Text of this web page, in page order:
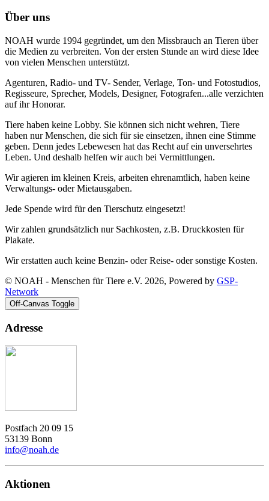
Über uns
NOAH wurde 1994 gegründet, um den Missbrauch an Tieren über
die Medien zu verbreiten. Von der ersten Stunde an wird diese Idee
von vielen Menschen unterstützt.
Agenturen, Radio- und TV- Sender, Verlage, Ton- und Fotostudios,
Regisseure, Sprecher, Models, Designer, Fotografen...alle verzichten
auf ihr Honorar.
Tiere haben keine Lobby. Sie können sich nicht wehren, Tiere
haben nur Menschen, die sich für sie einsetzen, ihnen eine Stimme
geben. Denn jedes Lebewesen hat das Recht auf ein unversehrtes
Leben. Und deshalb helfen wir auch bei Vermittlungen.
Wir agieren im kleinen Kreis, arbeiten ehrenamtlich, haben keine
Verwaltungs- oder Mietausgaben.
Jede Spende wird für den Tierschutz eingesetzt!
Wir zahlen grundsätzlich nur Sachkosten, z.B. Druckkosten für
Plakate.
Wir erstatten auch keine Benzin- oder Reise- oder sonstige Kosten.
© NOAH - Menschen für Tiere e.V. 2026, Powered by GSP-
Network
Off-Canvas Toggle
Adresse
Postfach 20 09 15
53139 Bonn
info@noah.de
Aktionen